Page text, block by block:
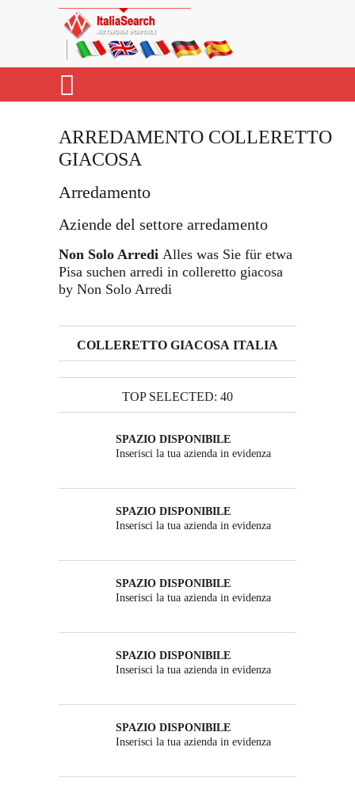
ARREDAMENTO COLLERETTO
GIACOSA
Arredamento
Aziende del settore arredamento
Non Solo Arredi Alles was Sie für etwa
Pisa suchen arredi in colleretto giacosa
by Non Solo Arredi
COLLERETTO GIACOSA ITALIA
TOP SELECTED: 40
SPAZIO DISPONIBILE
Inserisci la tua azienda in evidenza
SPAZIO DISPONIBILE
Inserisci la tua azienda in evidenza
SPAZIO DISPONIBILE
Inserisci la tua azienda in evidenza
SPAZIO DISPONIBILE
Inserisci la tua azienda in evidenza
SPAZIO DISPONIBILE
Inserisci la tua azienda in evidenza